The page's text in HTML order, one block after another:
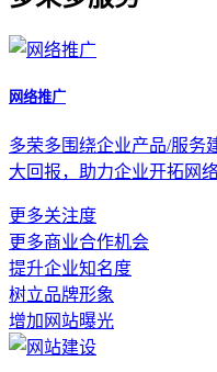
网络推广
多荣多围绕企业产品/服务
大回报，助力企业开拓网
更多关注度
更多商业合作机会
提升企业知名度
树立品牌形象
增加网站曝光